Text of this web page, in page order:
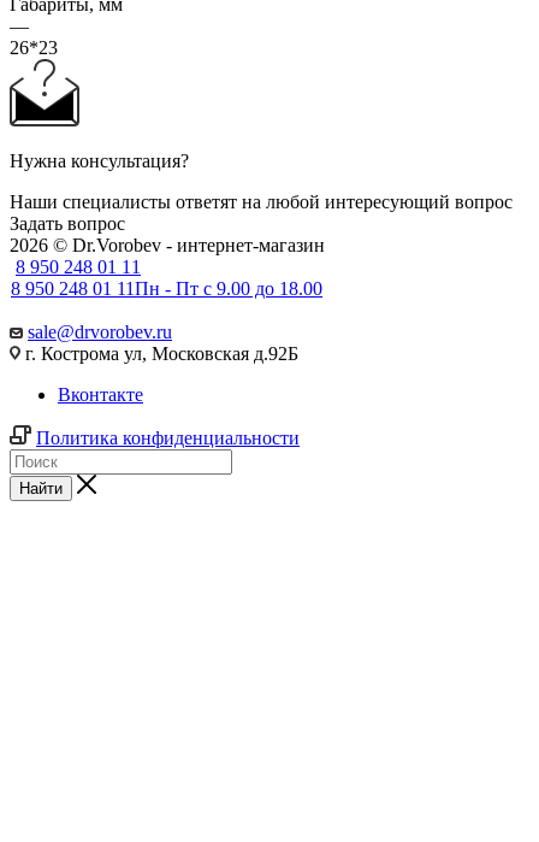
—
26*23
Нужна консультация?
Наши специалисты ответят на любой интересующий вопрос
Задать вопрос
2026 © Dr.Vorobev - интернет-магазин
8 950 248 01 11
8 950 248 01 11Пн - Пт с 9.00 до 18.00
sale@drvorobev.ru
г. Кострома ул, Московская д.92Б
Вконтакте
Политика конфиденциальности
Найти